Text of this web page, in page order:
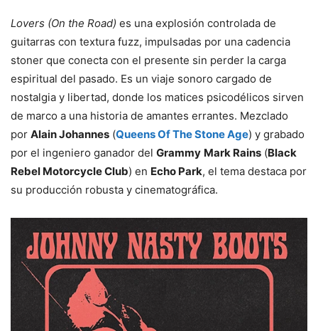
Lovers (On the Road) es una explosión controlada de
guitarras con textura fuzz, impulsadas por una cadencia
stoner que conecta con el presente sin perder la carga
espiritual del pasado. Es un viaje sonoro cargado de
nostalgia y libertad, donde los matices psicodélicos sirven
de marco a una historia de amantes errantes. Mezclado
por Alain Johannes (Queens Of The Stone Age) y grabado
por el ingeniero ganador del Grammy Mark Rains (Black
Rebel Motorcycle Club) en Echo Park, el tema destaca por
su producción robusta y cinematográfica.